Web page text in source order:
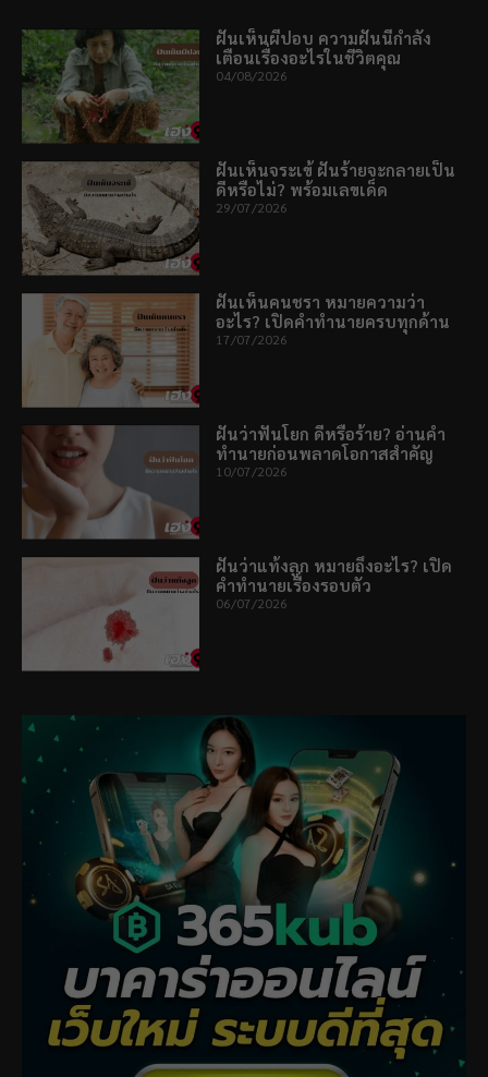
ฝันเห็นผีปอบ ความฝันนี้กำลัง
เตือนเรื่องอะไรในชีวิตคุณ
04/08/2026
ฝันเห็นจระเข้ ฝันร้ายจะกลายเป็น
ดีหรือไม่? พร้อมเลขเด็ด
29/07/2026
ฝันเห็นคนชรา หมายความว่า
อะไร? เปิดคำทำนายครบทุกด้าน
17/07/2026
ฝันว่าฟันโยก ดีหรือร้าย? อ่านคำ
ทำนายก่อนพลาดโอกาสสำคัญ
10/07/2026
ฝันว่าแท้งลูก หมายถึงอะไร? เปิด
คำทำนายเรื่องรอบตัว
06/07/2026